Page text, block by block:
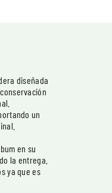
diseñada
un
en su
la entrega.
ya que es